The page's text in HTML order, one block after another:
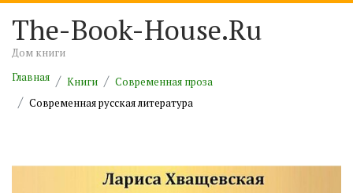
The-Book-House.Ru
Дом книги
Главная
Книги
Современная проза
Современная русская литература